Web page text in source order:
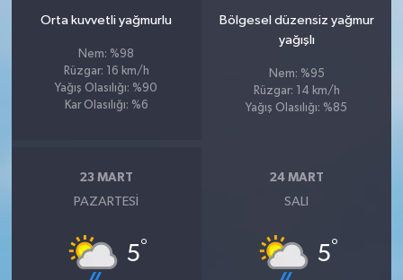
Orta kuvvetli yağmurlu
Nem: %98
Rüzgar: 16 km/h
Yağış Olasılığı: %90
Kar Olasılığı: %6
Bölgesel düzensiz yağmur
yağışlı
Nem: %95
Rüzgar: 14 km/h
Yağış Olasılığı: %85
23 MART
PAZARTESI
5°
24 MART
SALI
5°